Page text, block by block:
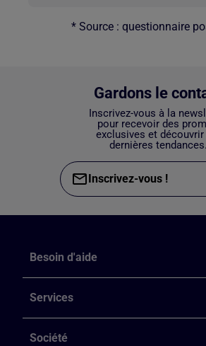
* Source : questionnaire
Gardons le
Inscrivez-vous à la
pour recevoir des
exclusives et découvrir
dernières tendances.
Inscrivez-vous !
Besoin d'aide
Services
Société